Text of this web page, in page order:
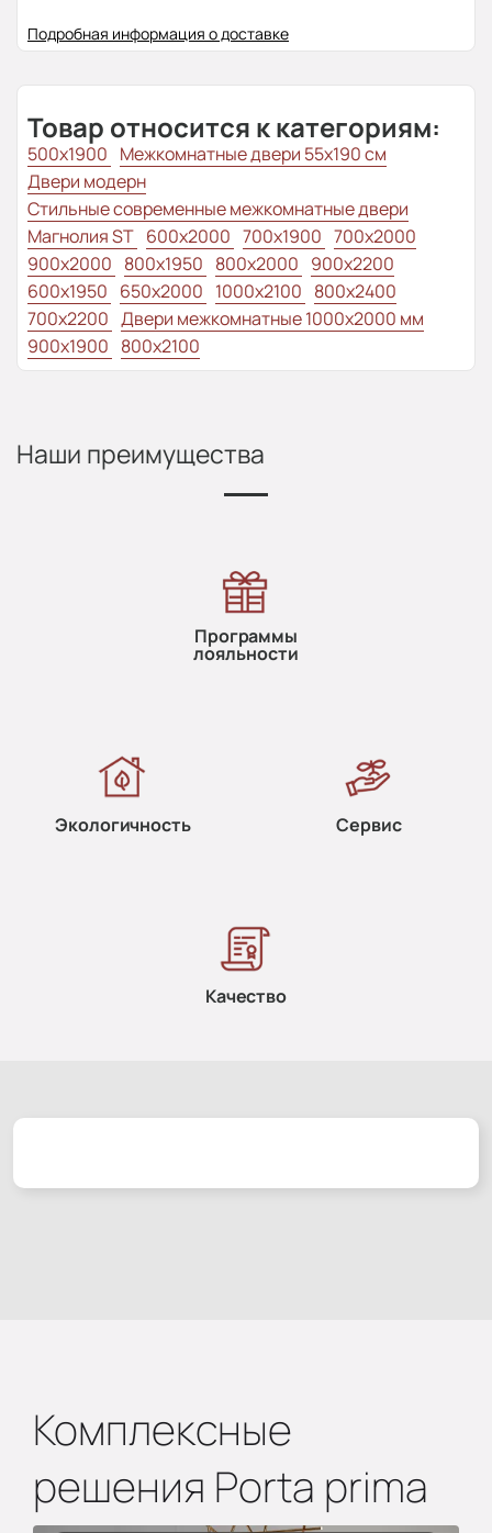
Подробная информация о доставке
Товар относится к категориям:
500x1900 Межкомнатные двери 55х190 см
Двери модерн
Стильные современные межкомнатные двери
Магнолия ST 600x2000 700x1900 700x2000
900x2000 800х1950 800x2000 900x2200
600x1950 650x2000 1000x2100 800x2400
700x2200 Двери межкомнатные 1000х2000 мм
900x1900 800x2100
Наши преимущества
Программы
лояльности
Экологичность Сервис
Качество
Комплексные
решения Porta prima